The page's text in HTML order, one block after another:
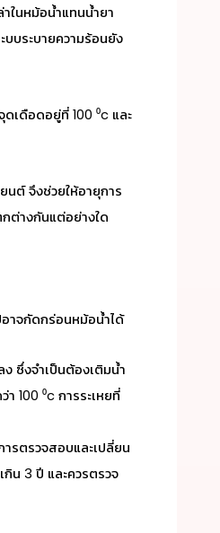
าในหม้อน้ำแทนน้ำยา
บระบายความร้อนยัง
เดือดอยู่ที่ 100 ⁰c และ
ต์ จึงช่วยให้อายุการ
ต่างกันแต่อย่างใด
าจกัดกร่อนหม้อน้ำได้
ซึ่งจำเป็นต้องเติมน้ำ
า 100 ⁰c การระเหยที่
ารตรวจสอบและเปลี่ยน
กิน 3 ปี และควรตรวจ